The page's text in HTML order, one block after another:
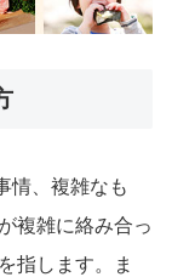
情、複雑なも
複雑に絡み合っ
指します。ま